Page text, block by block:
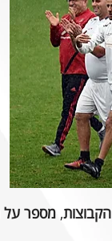
הקבוצות, מספר על